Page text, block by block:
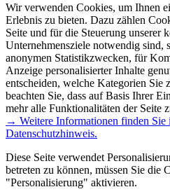
Wir verwenden Cookies, um Ihnen
Erlebnis zu bieten. Dazu zählen
Seite und für die Steuerung unserer
Unternehmensziele notwendig sind,
anonymen Statistikzwecken, für
Anzeige personalisierter Inhalte
entscheiden, welche Kategorien Sie
beachten Sie, dass auf Basis Ihrer
mehr alle Funktionalitäten der Seite
→ Weitere Informationen finden Sie
Datenschutzhinweis.
Diese Seite verwendet
betreten zu können, müssen Sie die
"Personalisierung" aktivieren.